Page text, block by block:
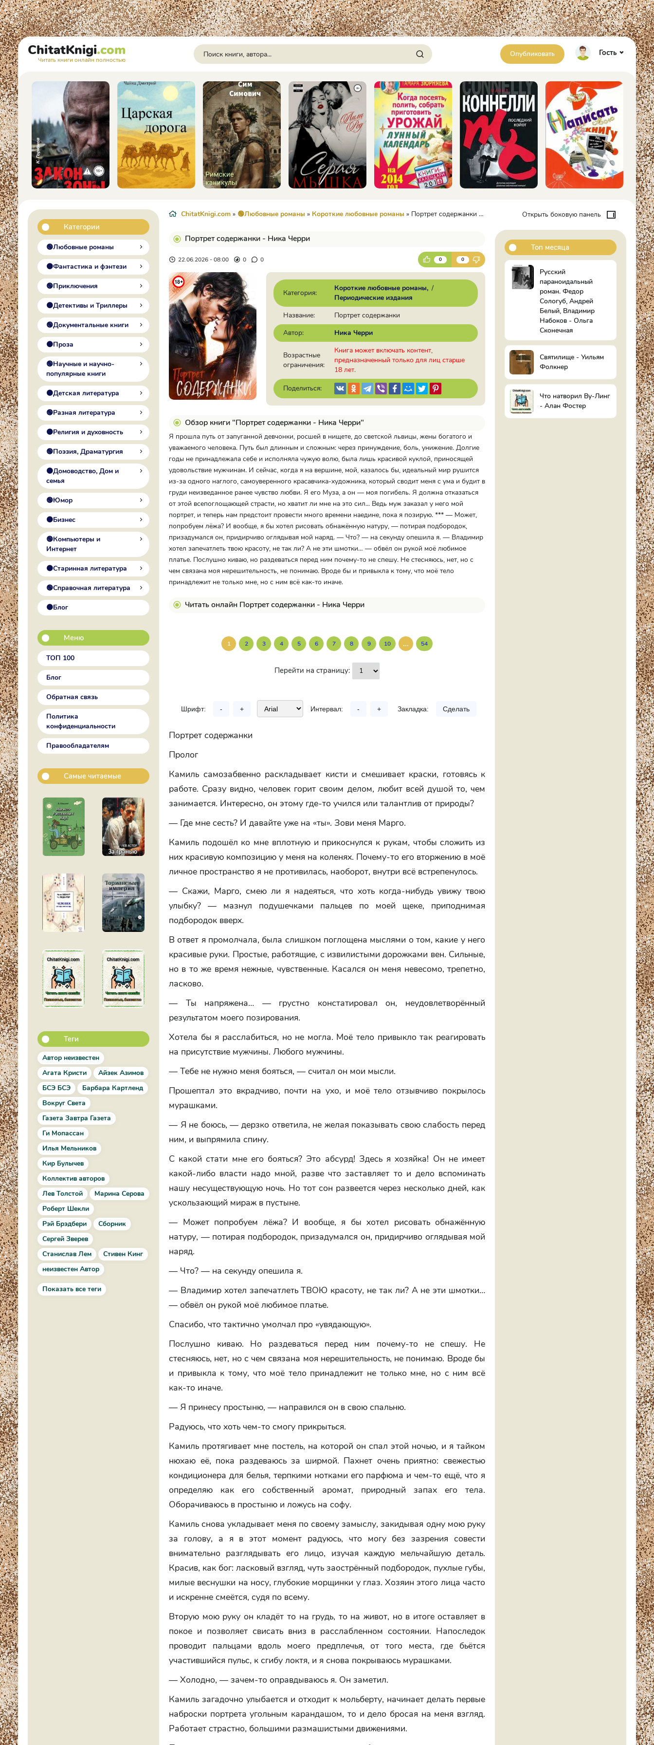
ChitatKnigi.com
Читать книги онлайн полностью
Опубликовать Гость
Категории
🟢Любовные романы
🟠Фантастика и фэнтези
🟢Приключения
🟠Детективы и Триллеры
🟢Документальные книги
🟠Проза
🟢Научные и научно-
популярные книги
🟠Детская литература
🟢Разная литература
🟠Религия и духовность
🟢Поэзия, Драматургия
🟠Домоводство, Дом и
семья
🟢Юмор
🟠Бизнес
🟢Компьютеры и
Интернет
🟠Старинная литература
🟢Справочная литература
🟠Блог
Меню
ТОП 100
Блог
Обратная связь
Политика
конфиденциальности
Правообладателям
Самые читаемые
Теги
Автор неизвестен
Агата Кристи
Айзек Азимов
БСЭ БСЭ
Барбара Картленд
Вокруг Света
Газета Завтра Газета
Ги Мопассан
Илья Мельников
Кир Булычев
Коллектив авторов
Лев Толстой
Марина Серова
Роберт Шекли
Рэй Брэдбери
Сборник
Сергей Зверев
Станислав Лем
Стивен Кинг
неизвестен Автор
Показать все теги
ChitatKnigi.com » 🟢Любовные романы » Короткие любовные романы » Портрет содержанки - Ника Черри
Портрет содержанки - Ника Черри
22.06.2026 - 08:00 0 0 0 0
Категория:
Короткие любовные романы /
Периодические издания
Название:
Портрет содержанки
Автор:
Ника Черри
Возрастные
ограничения:
Книга может включать контент,
предназначенный только для лиц старше
18 лет.
Поделиться:
Обзор книги "Портрет содержанки - Ника Черри"
Я прошла путь от запуганной девчонки, росшей в нищете, до светской львицы, жены богатого и
уважаемого человека. Путь был длинным и сложным: через принуждение, боль, унижение. Долгие
годы не принадлежала себе и исполняла чужую волю, была лишь красивой куклой, приносящей
удовольствие мужчинам. И сейчас, когда я на вершине, мой, казалось бы, идеальный мир рушится
из-за одного наглого, самоуверенного красавчика-художника, который сводит меня с ума и будит в
груди неизведанное ранее чувство любви. Я его Муза, а он — моя погибель. Я должна отказаться
от этой всепоглощающей страсти, но хватит ли мне на это сил... Ведь муж заказал у него мой
портрет, и теперь нам предстоит провести много времени наедине, пока я позирую. *** — Может,
попробуем лёжа? И вообще, я бы хотел рисовать обнажённую натуру, — потирая подбородок,
призадумался он, придирчиво оглядывая мой наряд. — Что? — на секунду опешила я. — Владимир
хотел запечатлеть твою красоту, не так ли? А не эти шмотки… — обвёл он рукой моё любимое
платье. Послушно киваю, но раздеваться перед ним почему-то не спешу. Не стесняюсь, нет, но с
чем связана моя нерешительность, не понимаю. Вроде бы и привыкла к тому, что моё тело
принадлежит не только мне, но с ним всё как-то иначе.
Читать онлайн Портрет содержанки - Ника Черри
1 2 3 4 5 6 7 8 9 10 ... 54
Перейти на страницу:
Шрифт: - + Интервал: - + Закладка: Сделать
Портрет содержанки
Пролог
Камиль самозабвенно раскладывает кисти и смешивает краски, готовясь к
работе. Сразу видно, человек горит своим делом, любит всей душой то, чем
занимается. Интересно, он этому где-то учился или талантлив от природы?
— Где мне сесть? И давайте уже на «ты». Зови меня Марго.
Камиль подошёл ко мне вплотную и прикоснулся к рукам, чтобы сложить из
них красивую композицию у меня на коленях. Почему-то его вторжению в моё
личное пространство я не противилась, наоборот, внутри всё встрепенулось.
— Скажи, Марго, смею ли я надеяться, что хоть когда-нибудь увижу твою
улыбку? — мазнул подушечками пальцев по моей щеке, приподнимая
подбородок вверх.
В ответ я промолчала, была слишком поглощена мыслями о том, какие у него
красивые руки. Простые, работящие, с извилистыми дорожками вен. Сильные,
но в то же время нежные, чувственные. Касался он меня невесомо, трепетно,
ласково.
— Ты напряжена… — грустно констатировал он, неудовлетворённый
результатом моего позирования.
Хотела бы я расслабиться, но не могла. Моё тело привыкло так реагировать
на присутствие мужчины. Любого мужчины.
— Тебе не нужно меня бояться, — считал он мои мысли.
Прошептал это вкрадчиво, почти на ухо, и моё тело отзывчиво покрылось
мурашками.
— Я не боюсь, — дерзко ответила, не желая показывать свою слабость перед
ним, и выпрямила спину.
С какой стати мне его бояться? Это абсурд! Здесь я хозяйка! Он не имеет
какой-либо власти надо мной, разве что заставляет то и дело вспоминать
нашу несуществующую ночь. Но тот сон развеется через несколько дней, как
ускользающий мираж в пустыне.
— Может попробуем лёжа? И вообще, я бы хотел рисовать обнажённую
натуру, — потирая подбородок, призадумался он, придирчиво оглядывая мой
наряд.
— Что? — на секунду опешила я.
— Владимир хотел запечатлеть ТВОЮ красоту, не так ли? А не эти шмотки…
— обвёл он рукой моё любимое платье.
Спасибо, что тактично умолчал про «увядающую».
Послушно киваю. Но раздеваться перед ним почему-то не спешу. Не
стесняюсь, нет, но с чем связана моя нерешительность, не понимаю. Вроде бы
и привыкла к тому, что моё тело принадлежит не только мне, но с ним всё
как-то иначе.
— Я принесу простыню, — направился он в свою спальню.
Радуюсь, что хоть чем-то смогу прикрыться.
Камиль протягивает мне постель, на которой он спал этой ночью, и я тайком
нюхаю её, пока раздеваюсь за ширмой. Пахнет очень приятно: свежестью
кондиционера для белья, терпкими нотками его парфюма и чем-то ещё, что я
определяю как его собственный аромат, природный запах его тела.
Оборачиваюсь в простыню и ложусь на софу.
Камиль снова укладывает меня по своему замыслу, закидывая одну мою руку
за голову, а я в этот момент радуюсь, что могу без зазрения совести
внимательно разглядывать его лицо, изучая каждую мельчайшую деталь.
Красив, как бог: ласковый взгляд, чуть заострённый подбородок, пухлые губы,
милые веснушки на носу, глубокие морщинки у глаз. Хозяин этого лица часто
и искренне смеётся, судя по всему.
Вторую мою руку он кладёт то на грудь, то на живот, но в итоге оставляет в
покое и позволяет свисать вниз в расслабленном состоянии. Напоследок
проводит пальцами вдоль моего предплечья, от того места, где бьётся
участившийся пульс, к сгибу локтя, и я снова покрываюсь мурашками.
— Холодно, — зачем-то оправдываюсь я. Он заметил.
Камиль загадочно улыбается и отходит к мольберту, начинает делать первые
наброски портрета угольным карандашом, то и дело бросая на меня взгляд.
Работает страстно, большими размашистыми движениями.
Открыть боковую панель
Топ месяца
Русский
параноидальный
роман. Федор
Сологуб, Андрей
Белый, Владимир
Набоков - Ольга
Сконечная
Святилище - Уильям
Фолкнер
Что натворил Ву-Линг
- Алан Фостер